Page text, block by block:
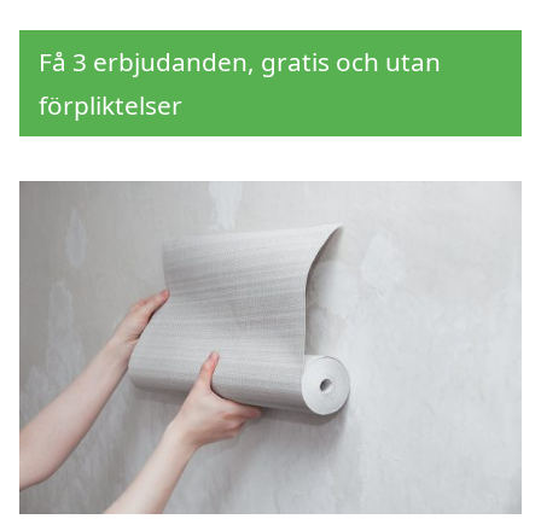
Få 3 erbjudanden, gratis och utan
förpliktelser